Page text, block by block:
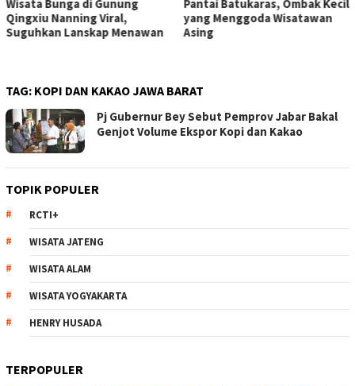
Pantai Batukaras, Ombak Kecil
yang Menggoda Wisatawan
Asing
Senja di Pantai Pangandaran,
Wisatawan Menikmati Sore
dengan Bermain hingga
TAG: KOPI DAN KAKAO JAWA BARAT
Pj Gubernur Bey Sebut Pemprov Jabar Bakal
Genjot Volume Ekspor Kopi dan Kakao
TOPIK POPULER
RCTI+
WISATA JATENG
WISATA ALAM
WISATA YOGYAKARTA
HENRY HUSADA
TERPOPULER